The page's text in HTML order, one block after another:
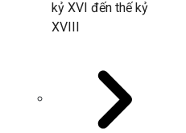
kỷ XVI đến thế kỷ
XVIII